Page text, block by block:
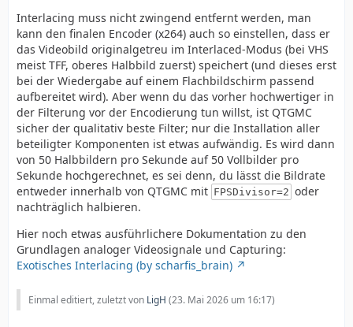
Interlacing muss nicht zwingend entfernt werden, man
kann den finalen Encoder (x264) auch so einstellen, dass er
das Videobild originalgetreu im Interlaced-Modus (bei VHS
meist TFF, oberes Halbbild zuerst) speichert (und dieses erst
bei der Wiedergabe auf einem Flachbildschirm passend
aufbereitet wird). Aber wenn du das vorher hochwertiger in
der Filterung vor der Encodierung tun willst, ist QTGMC
sicher der qualitativ beste Filter; nur die Installation aller
beteiligter Komponenten ist etwas aufwändig. Es wird dann
von 50 Halbbildern pro Sekunde auf 50 Vollbilder pro
Sekunde hochgerechnet, es sei denn, du lässt die Bildrate
entweder innerhalb von QTGMC mit FPSDivisor=2 oder
nachträglich halbieren.
Hier noch etwas ausführlichere Dokumentation zu den
Grundlagen analoger Videosignale und Capturing:
Exotisches Interlacing (by scharfis_brain)
Einmal editiert, zuletzt von LigH (23. Mai 2026 um 16:17)